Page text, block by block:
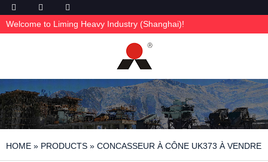
Welcome to Liming Heavy Industry (Shanghai)!
HOME » PRODUCTS » CONCASSEUR À CÔNE UK373 À VENDRE